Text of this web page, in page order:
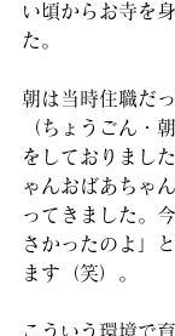
い頃からお寺を
た。
朝は当時住職だ
（ちょうごん・
をしておりまし
ゃんおばあちゃ
ってきました。
さかったのよ」
ます（笑）。
こういう環境で